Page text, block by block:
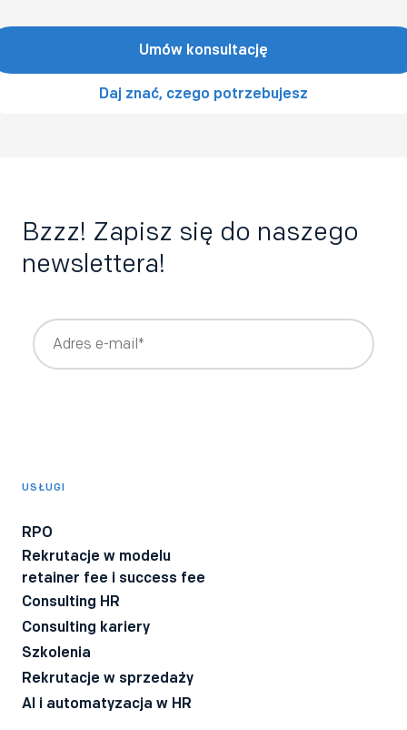
Umów konsultację
Daj znać, czego potrzebujesz
Bzzz! Zapisz się do naszego
newslettera!
branży.
Wyrażam zgodę na przetwarzanie moich danych osobowych
USŁUGI
RPO
Rekrutacje w modelu
retainer fee i success fee
Consulting HR
Consulting kariery
Szkolenia
Rekrutacje w sprzedaży
AI i automatyzacja w HR